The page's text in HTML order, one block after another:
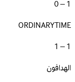
1 – 0
ORDINARYTIME
1 – 1
الهدافون